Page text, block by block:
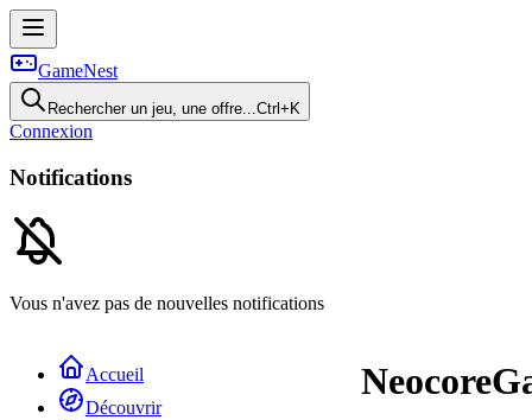
GameNest
Rechercher un jeu, une offre...Ctrl+K
Connexion
Notifications
Vous n'avez pas de nouvelles notifications
Accueil
Découvrir